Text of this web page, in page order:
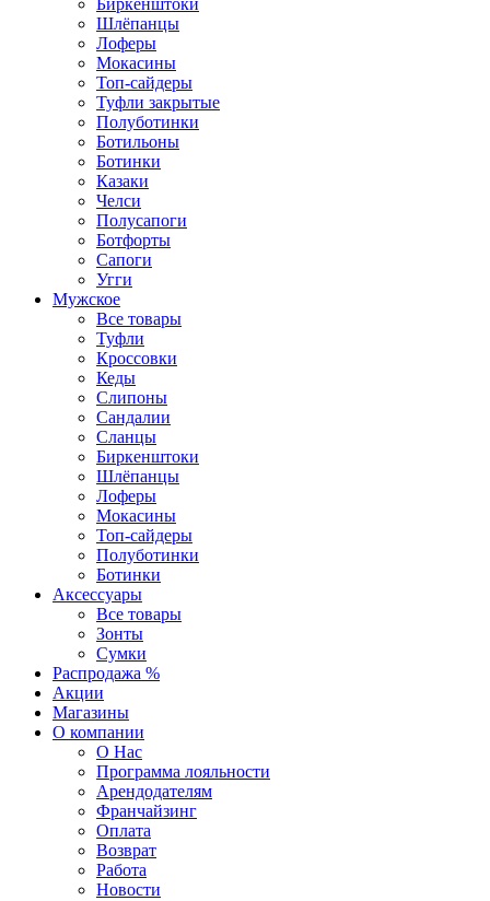
Биркенштоки
Шлёпанцы
Лоферы
Мокасины
Топ-сайдеры
Туфли закрытые
Полуботинки
Ботильоны
Ботинки
Казаки
Челси
Полусапоги
Ботфорты
Сапоги
Угги
Мужское
Все товары
Туфли
Кроссовки
Кеды
Слипоны
Сандалии
Сланцы
Биркенштоки
Шлёпанцы
Лоферы
Мокасины
Топ-сайдеры
Полуботинки
Ботинки
Аксессуары
Все товары
Зонты
Сумки
Распродажа %
Акции
Магазины
О компании
О Нас
Программа лояльности
Арендодателям
Франчайзинг
Оплата
Возврат
Работа
Новости